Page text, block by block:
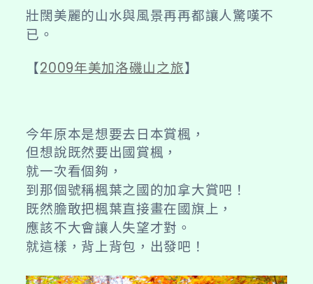
壯闊美麗的山水與風景再再都讓人驚嘆不
已。
【2009年美加洛磯山之旅】
今年原本是想要去日本賞楓，
但想說既然要出國賞楓，
就一次看個夠，
到那個號稱楓葉之國的加拿大賞吧！
既然膽敢把楓葉直接畫在國旗上，
應該不大會讓人失望才對。
就這樣，背上背包，出發吧！